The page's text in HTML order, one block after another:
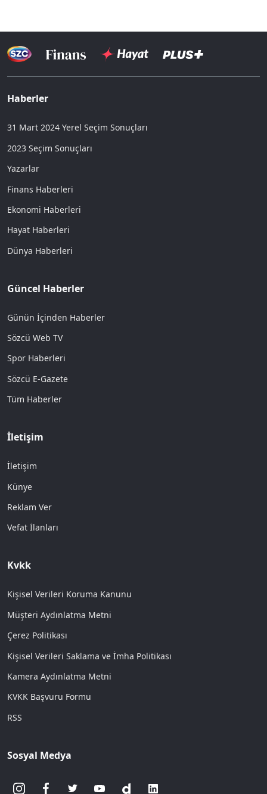
Haberler
31 Mart 2024 Yerel Seçim Sonuçları
2023 Seçim Sonuçları
Yazarlar
Finans Haberleri
Ekonomi Haberleri
Hayat Haberleri
Dünya Haberleri
Güncel Haberler
Günün İçinden Haberler
Sözcü Web TV
Spor Haberleri
Sözcü E-Gazete
Tüm Haberler
İletişim
İletişim
Künye
Reklam Ver
Vefat İlanları
Kvkk
Kişisel Verileri Koruma Kanunu
Müşteri Aydınlatma Metni
Çerez Politikası
Kişisel Verileri Saklama ve İmha Politikası
Kamera Aydınlatma Metni
KVKK Başvuru Formu
RSS
Sosyal Medya